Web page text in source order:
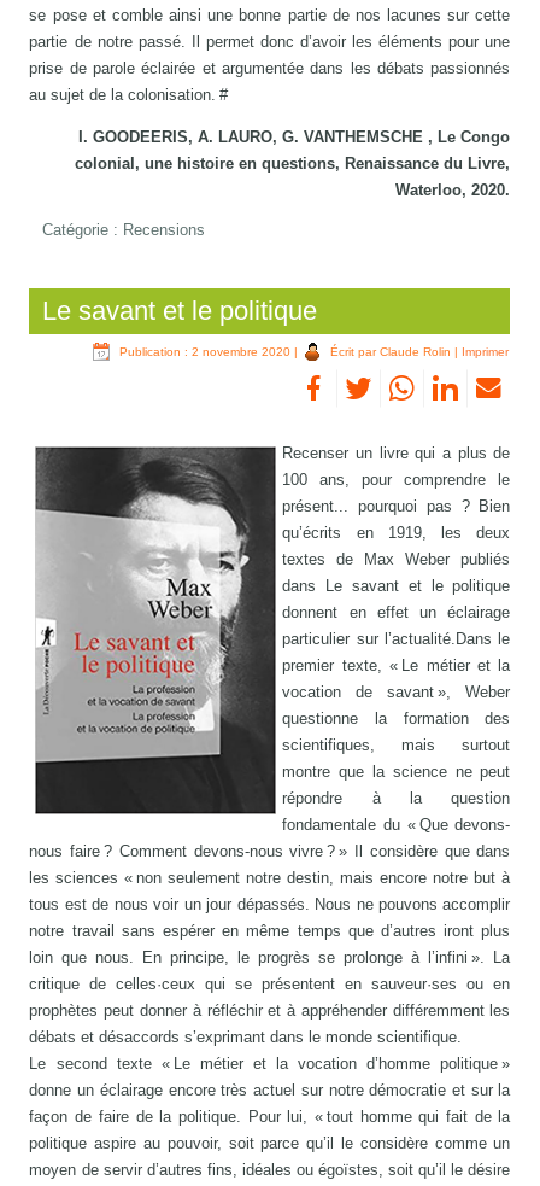
se pose et comble ainsi une bonne partie de nos lacunes sur cette
partie de notre passé. Il permet donc d’avoir les éléments pour une
prise de parole éclairée et argumentée dans les débats passionnés
au sujet de la colonisation. #
I. GOODEERIS, A. LAURO, G. VANTHEMSCHE , Le Congo
colonial, une histoire en questions, Renaissance du Livre,
Waterloo, 2020.
Catégorie : Recensions
Le savant et le politique
Publication : 2 novembre 2020 | Écrit par Claude Rolin | Imprimer
Recenser un livre qui a plus de
100 ans, pour comprendre le
présent... pourquoi pas ? Bien
qu’écrits en 1919, les deux
textes de Max Weber publiés
dans Le savant et le politique
donnent en effet un éclairage
particulier sur l’actualité.Dans le
premier texte, « Le métier et la
vocation de savant », Weber
questionne la formation des
scientifiques, mais surtout
montre que la science ne peut
répondre à la question
fondamentale du « Que devons-
nous faire ? Comment devons-nous vivre ? » Il considère que dans
les sciences « non seulement notre destin, mais encore notre but à
tous est de nous voir un jour dépassés. Nous ne pouvons accomplir
notre travail sans espérer en même temps que d’autres iront plus
loin que nous. En principe, le progrès se prolonge à l’infini ». La
critique de celles·ceux qui se présentent en sauveur·ses ou en
prophètes peut donner à réfléchir et à appréhender différemment les
débats et désaccords s’exprimant dans le monde scientifique.
Le second texte « Le métier et la vocation d’homme politique »
donne un éclairage encore très actuel sur notre démocratie et sur la
façon de faire de la politique. Pour lui, « tout homme qui fait de la
politique aspire au pouvoir, soit parce qu’il le considère comme un
moyen de servir d’autres fins, idéales ou égoïstes, soit qu’il le désire